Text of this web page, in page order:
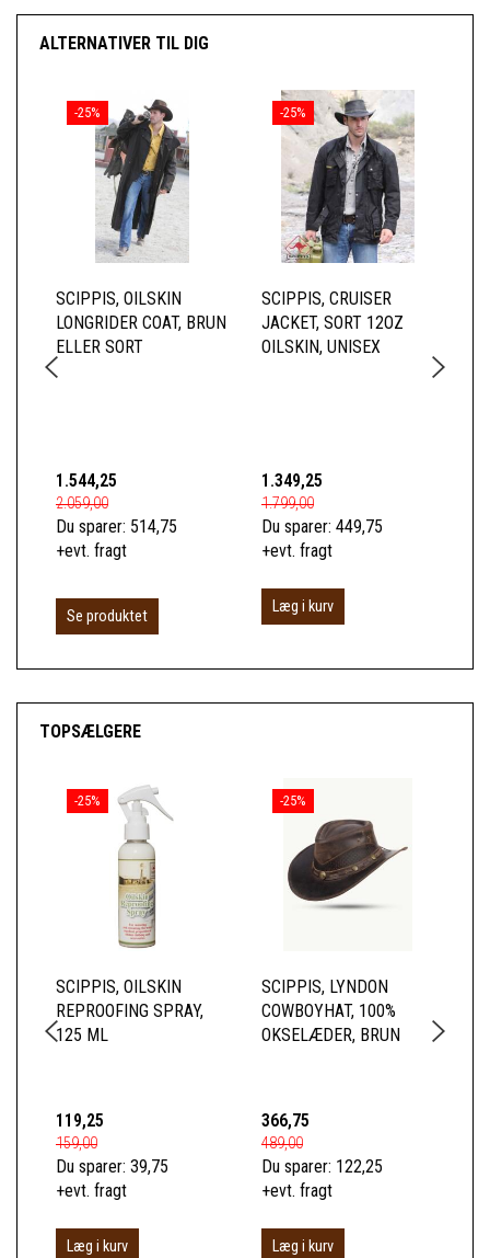
ALTERNATIVER TIL DIG
-25%
SCIPPIS, OILSKIN
LONGRIDER COAT, BRUN
ELLER SORT
1.544,25
2.059,00
Du sparer: 514,75
+evt. fragt
Se produktet
-25%
SCIPPIS, CRUISER
JACKET, SORT 12OZ
OILSKIN, UNISEX
1.349,25
1.799,00
Du sparer: 449,75
+evt. fragt
Læg i kurv
TOPSÆLGERE
-25%
SCIPPIS, OILSKIN
REPROOFING SPRAY,
125 ML
119,25
159,00
Du sparer: 39,75
+evt. fragt
Læg i kurv
-25%
SCIPPIS, LYNDON
COWBOYHAT, 100%
OKSELÆDER, BRUN
366,75
489,00
Du sparer: 122,25
+evt. fragt
Læg i kurv